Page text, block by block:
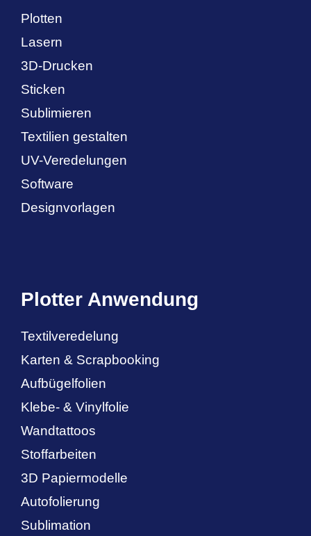
Plotten
Lasern
3D-Drucken
Sticken
Sublimieren
Textilien gestalten
UV-Veredelungen
Software
Designvorlagen
Plotter Anwendung
Textilveredelung
Karten & Scrapbooking
Aufbügelfolien
Klebe- & Vinylfolie
Wandtattoos
Stoffarbeiten
3D Papiermodelle
Autofolierung
Sublimation